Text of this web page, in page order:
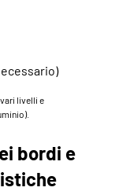
livelli e
bordi e